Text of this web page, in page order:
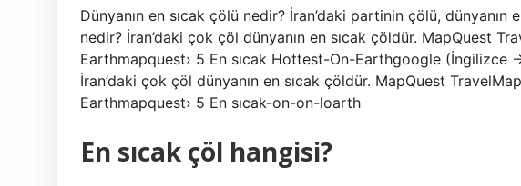
Dünyanın en sıcak çölü nedir? İran’daki partinin çölü, dünyanın
nedir? İran’daki çok çöl dünyanın en sıcak çöldür. MapQuest
Earthmapquest› 5 En sıcak Hottest-On-Earthgoogle (İngilizce
İran’daki çok çöl dünyanın en sıcak çöldür. MapQuest
Earthmapquest› 5 En sıcak-on-on-loarth
En sıcak çöl hangisi?